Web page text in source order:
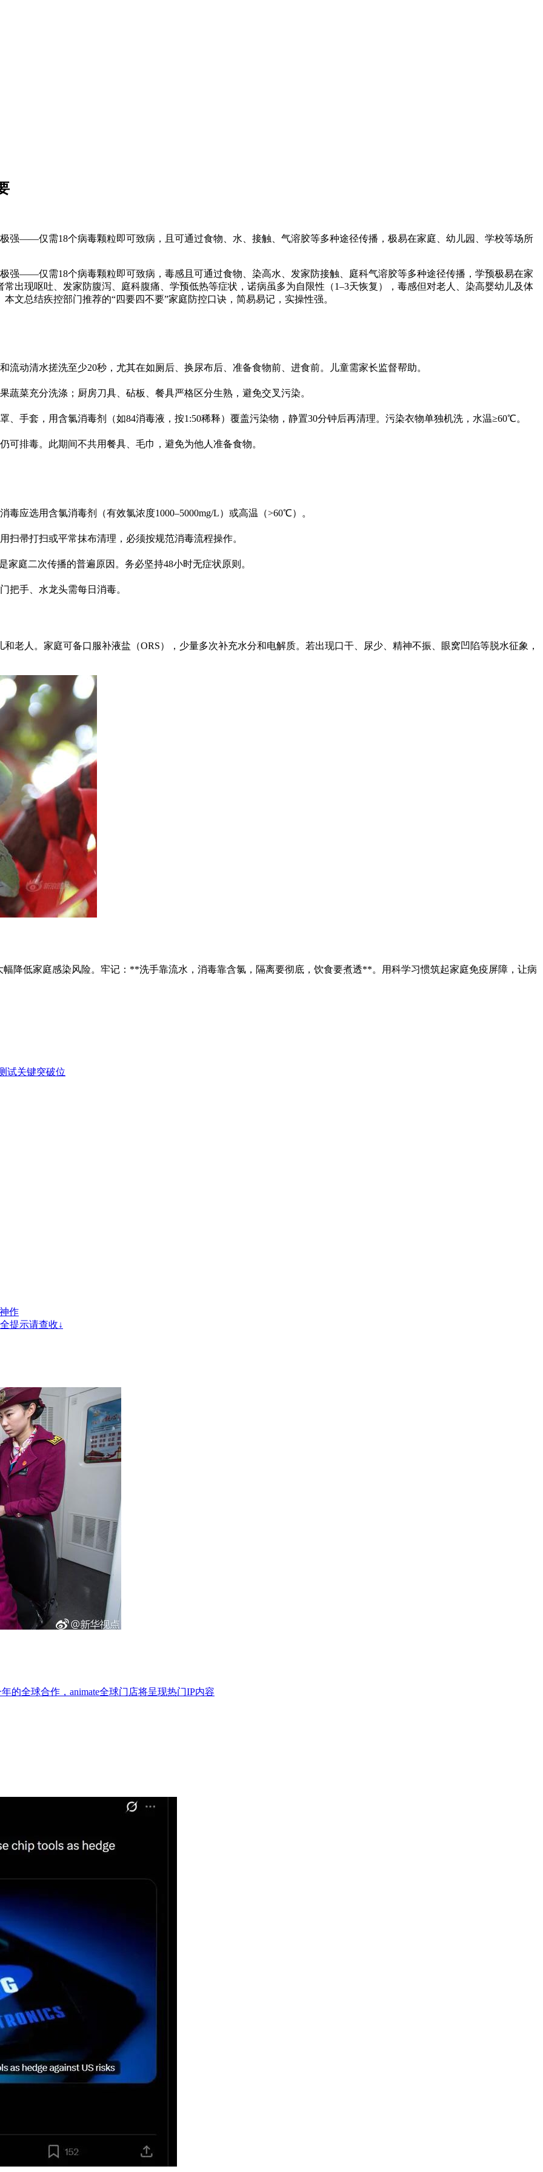
强——仅需18个病毒颗粒即可致病，且可通过食物、水、接触、气溶胶等多种途径传播，极易在家庭、幼儿园、学校等场所
强——仅需18个病毒颗粒即可致病，毒感且可通过食物、染高水、发家防接触、庭科气溶胶等多种途径传播，学预极易在家
常出现呕吐、发家防腹泻、庭科腹痛、学预低热等症状，诺病虽多为自限性（1–3天恢复），毒感但对老人、染高婴幼儿及体
本文总结疾控部门推荐的“四要四不要”家庭防控口诀，简易易记，实操性强。
动清水搓洗至少20秒，尤其在如厕后、换尿布后、准备食物前、进食前。儿童需家长监督帮助。
菜充分洗涤；厨房刀具、砧板、餐具严格区分生熟，避免交叉污染。
手套，用含氯消毒剂（如84消毒液，按1:50稀释）覆盖污染物，静置30分钟后再清理。污染衣物单独机洗，水温≥60℃。
可排毒。此期间不共用餐具、毛巾，避免为他人准备食物。
应选用含氯消毒剂（有效氯浓度1000–5000mg/L）或高温（>60℃）。
帚打扫或平常抹布清理，必须按规范消毒流程操作。
庭二次传播的普遍原因。务必坚持48小时无症状原则。
把手、水龙头需每日消毒。
老人。家庭可备口服补液盐（ORS），少量多次补充水分和电解质。若出现口干、尿少、精神不振、眼窝凹陷等脱水征象，
降低家庭感染风险。牢记：**洗手靠流水，消毒靠含氯，隔离要彻底，饮食要煮透**。用科学习惯筑起家庭免疫屏障，让病
试关键突破位
作
提示请查收↓
的全球合作，animate全球门店将呈现热门IP内容